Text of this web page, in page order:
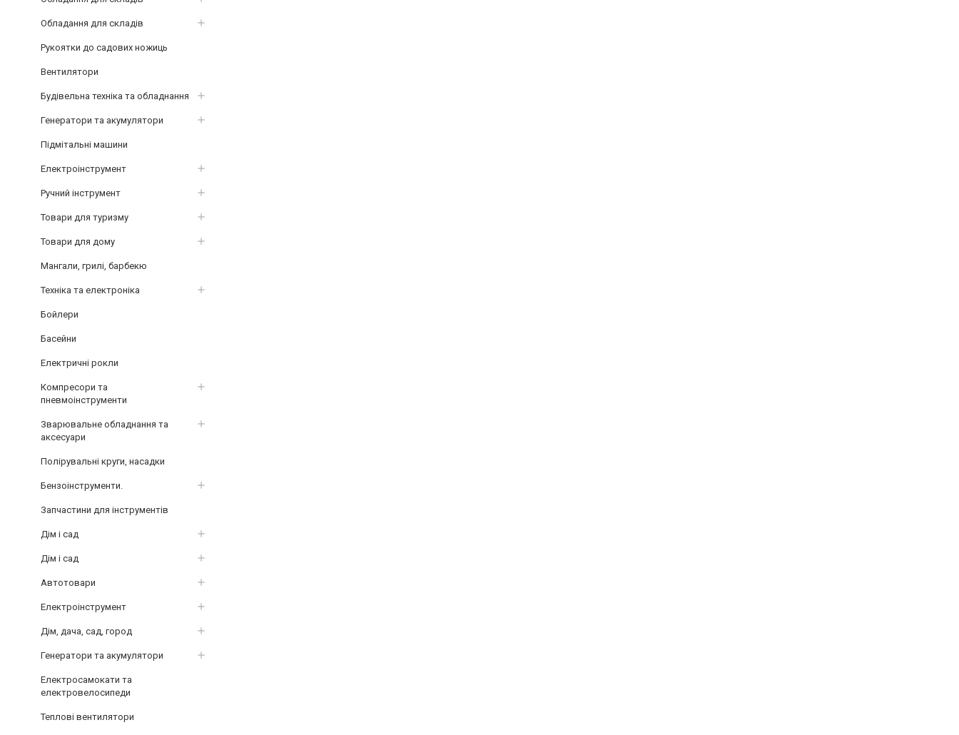
Обладання для складів
Рукоятки до садових ножиць
Вентилятори
Будівельна техніка та обладнання
Генератори та акумулятори
Підмітальні машини
Електроінструмент
Ручний інструмент
Товари для туризму
Товари для дому
Мангали, грилі, барбекю
Техніка та електроніка
Бойлери
Басейни
Електричні рокли
Компресори та
пневмоінструменти
Зварювальне обладнання та
аксесуари
Полірувальні круги, насадки
Бензоінструменти.
Запчастини для інструментів
Дім і сад
Дім і сад
Автотовари
Електроінструмент
Дім, дача, сад, город
Генератори та акумулятори
Електросамокати та
електровелосипеди
Теплові вентилятори